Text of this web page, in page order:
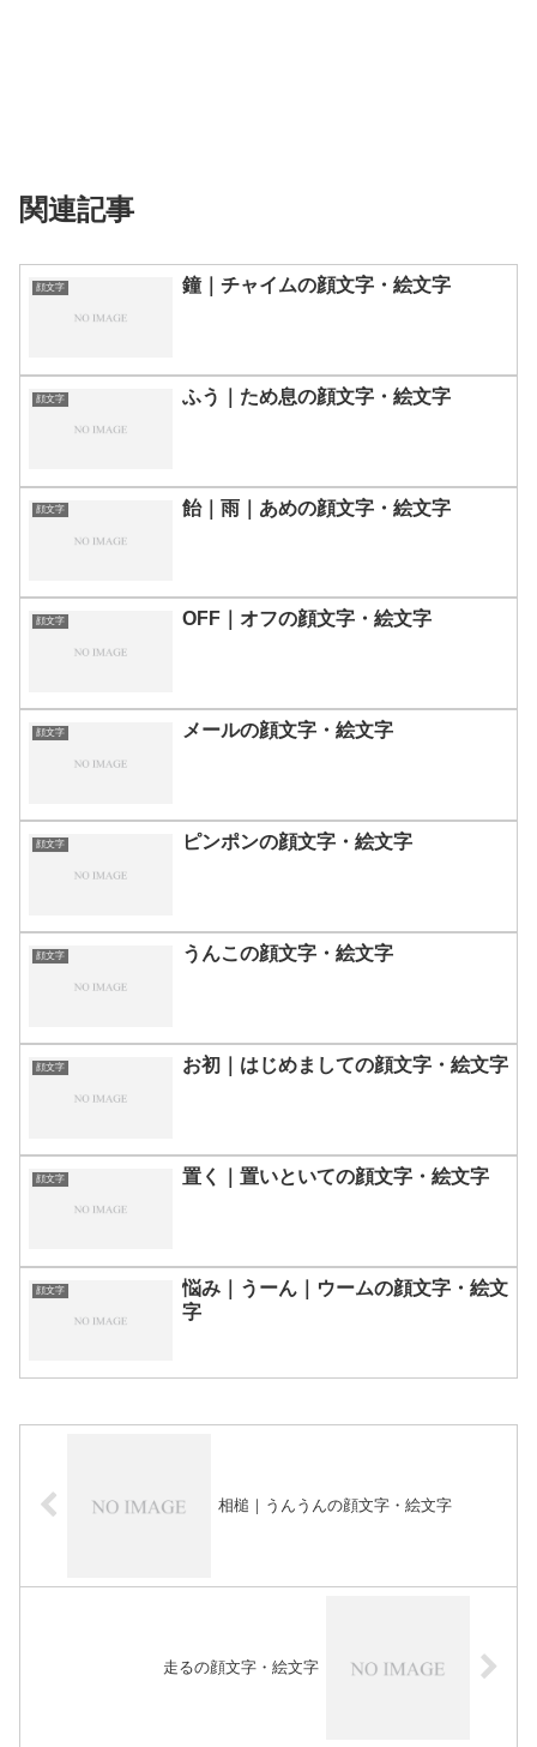
関連記事
顔文字 鐘｜チャイムの顔文字・絵文字
顔文字 ふう｜ため息の顔文字・絵文字
顔文字 飴｜雨｜あめの顔文字・絵文字
顔文字 OFF｜オフの顔文字・絵文字
顔文字 メールの顔文字・絵文字
顔文字 ピンポンの顔文字・絵文字
顔文字 うんこの顔文字・絵文字
顔文字 お初｜はじめましての顔文字・絵文字
顔文字 置く｜置いといての顔文字・絵文字
顔文字
悩み｜うーん｜ウームの顔文字・絵文
字
相槌｜うんうんの顔文字・絵文字
走るの顔文字・絵文字